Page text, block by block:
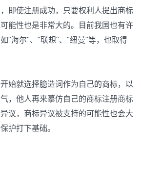
即使注册成功，只要权利人提出商标
能性也是非常大的。目前我国也有许
"海尔"、"联想"、"纽曼"等，也取得
就选择臆造词作为自己的商标，以
，他人再来摹仿自己的商标注册商标
议，商标异议被支持的可能性也会大
护打下基础。